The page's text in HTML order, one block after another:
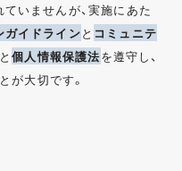
いませんが、実施にあた
ガイドラインと コミュニテ
と個人情報保護法を遵守し、
が大切です。